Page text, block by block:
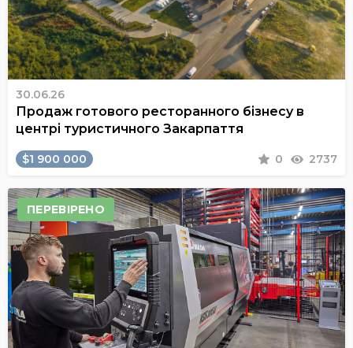
30.06.26
Продаж готового ресторанного бізнесу в
центрі туристичного Закарпаття
$1 900 000 0 2737
ПЕРЕВІРЕНО